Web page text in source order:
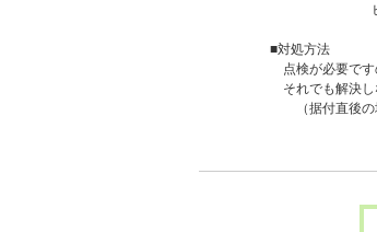
ヒートポンプ
■対処方法
点検が必要です
それでも解決し
（据付直後の場